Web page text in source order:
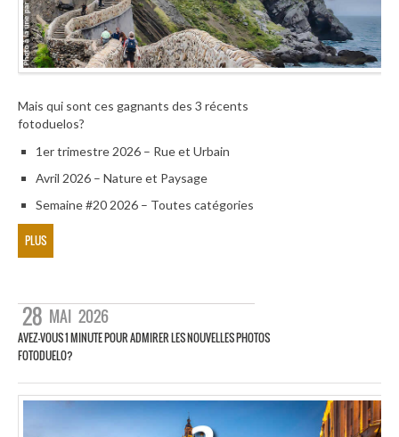
Mais qui sont ces gagnants des 3 récents
fotoduelos?
1er trimestre 2026 – Rue et Urbain
Avril 2026 – Nature et Paysage
Semaine #20 2026 – Toutes catégories
PLUS
28 MAI 2026
AVEZ-VOUS 1 MINUTE POUR ADMIRER LES NOUVELLES PHOTOS
FOTODUELO?